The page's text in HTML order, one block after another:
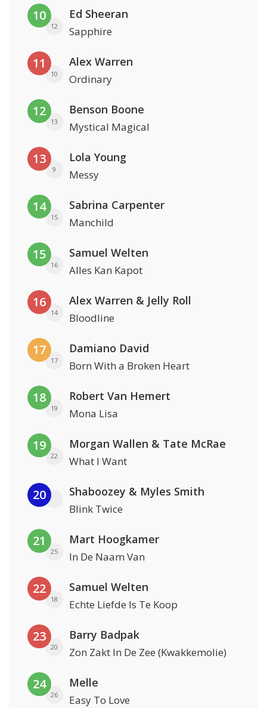
10
12
Ed Sheeran
Sapphire
11
10
Alex Warren
Ordinary
12
13
Benson Boone
Mystical Magical
13
9
Lola Young
Messy
14
15
Sabrina Carpenter
Manchild
15
16
Samuel Welten
Alles Kan Kapot
16
14
Alex Warren & Jelly Roll
Bloodline
17
17
Damiano David
Born With a Broken Heart
18
19
Robert Van Hemert
Mona Lisa
19
22
Morgan Wallen & Tate McRae
What I Want
20 Shaboozey & Myles Smith
Blink Twice
21
25
Mart Hoogkamer
In De Naam Van
22
18
Samuel Welten
Echte Liefde Is Te Koop
23
20
Barry Badpak
Zon Zakt In De Zee (Kwakkemolie)
24
26
Melle
Easy To Love